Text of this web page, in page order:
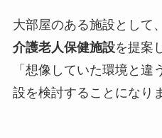
大部屋のある施設として、
介護老人保健施設を提案
「想像していた環境と
設を検討することになり